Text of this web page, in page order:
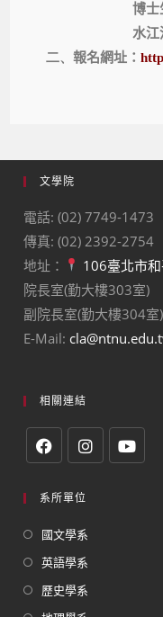
博士
水江
二、報名網址：
文學院
電話: (02) 7749-1473
傳真: (02) 2392-2754
地址：
106臺北市
院長室(勤大樓303室)
副院長室(勤大樓304室)
E-Mail:
相關連結
系所單位
國文學系
英語學系
歷史學系